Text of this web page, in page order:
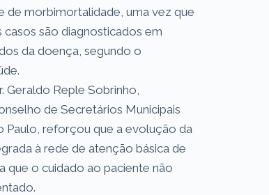
de morbimortalidade, uma vez que
casos são diagnosticados em
da doença, segundo o
Geraldo Reple Sobrinho,
de Secretários Municipais
Paulo, reforçou que a evolução da
à rede de atenção básica de
que o cuidado ao paciente não